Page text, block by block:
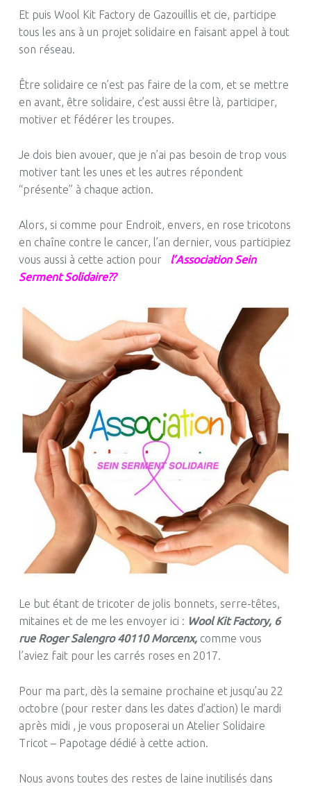
Et puis Wool Kit Factory de Gazouillis et cie, participe
tous les ans à un projet solidaire en faisant appel à tout
son réseau.
Être solidaire ce n’est pas faire de la com, et se mettre
en avant, être solidaire, c’est aussi être là, participer,
motiver et fédérer les troupes.
Je dois bien avouer, que je n’ai pas besoin de trop vous
motiver tant les unes et les autres répondent
“présente” à chaque action.
Alors, si comme pour Endroit, envers, en rose tricotons
en chaîne contre le cancer, l’an dernier, vous participiez
vous aussi à cette action pour
l’Association Sein
Serment Solidaire??
Le but étant de tricoter de jolis bonnets, serre-têtes,
mitaines et de me les envoyer ici : Wool Kit Factory, 6
rue Roger Salengro 40110 Morcenx, comme vous
l’aviez fait pour les carrés roses en 2017.
Pour ma part, dès la semaine prochaine et jusqu’au 22
octobre (pour rester dans les dates d’action) le mardi
après midi , je vous proposerai un Atelier Solidaire
Tricot – Papotage dédié à cette action.
Nous avons toutes des restes de laine inutilisés dans